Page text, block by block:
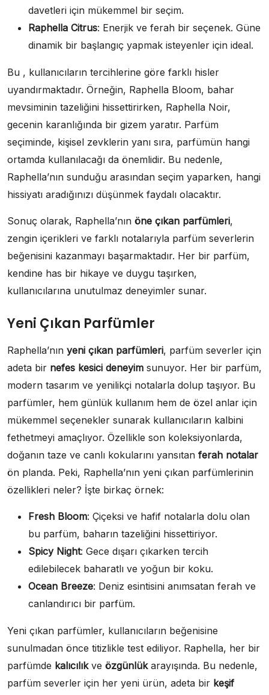
davetleri için mükemmel bir seçim.
Raphella Citrus: Enerjik ve ferah bir seçenek. Güne
dinamik bir başlangıç yapmak isteyenler için ideal.
Bu , kullanıcıların tercihlerine göre farklı hisler
uyandırmaktadır. Örneğin, Raphella Bloom, bahar
mevsiminin tazeliğini hissettirirken, Raphella Noir,
gecenin karanlığında bir gizem yaratır. Parfüm
seçiminde, kişisel zevklerin yanı sıra, parfümün hangi
ortamda kullanılacağı da önemlidir. Bu nedenle,
Raphella’nın sunduğu arasından seçim yaparken, hangi
hissiyatı aradığınızı düşünmek faydalı olacaktır.
Sonuç olarak, Raphella’nın öne çıkan parfümleri,
zengin içerikleri ve farklı notalarıyla parfüm severlerin
beğenisini kazanmayı başarmaktadır. Her bir parfüm,
kendine has bir hikaye ve duygu taşırken,
kullanıcılarına unutulmaz deneyimler sunar.
Yeni Çıkan Parfümler
Raphella’nın yeni çıkan parfümleri, parfüm severler için
adeta bir nefes kesici deneyim sunuyor. Her bir parfüm,
modern tasarım ve yenilikçi notalarla dolup taşıyor. Bu
parfümler, hem günlük kullanım hem de özel anlar için
mükemmel seçenekler sunarak kullanıcıların kalbini
fethetmeyi amaçlıyor. Özellikle son koleksiyonlarda,
doğanın taze ve canlı kokularını yansıtan ferah notalar
ön planda. Peki, Raphella’nın yeni çıkan parfümlerinin
özellikleri neler? İşte birkaç örnek:
Fresh Bloom: Çiçeksi ve hafif notalarla dolu olan
bu parfüm, baharın tazeliğini hissettiriyor.
Spicy Night: Gece dışarı çıkarken tercih
edilebilecek baharatlı ve yoğun bir koku.
Ocean Breeze: Deniz esintisini anımsatan ferah ve
canlandırıcı bir parfüm.
Yeni çıkan parfümler, kullanıcıların beğenisine
sunulmadan önce titizlikle test ediliyor. Raphella, her bir
parfümde kalıcılıkve özgünlükarayışında. Bu nedenle,
parfüm severler için her yeni ürün, adeta bir keşif